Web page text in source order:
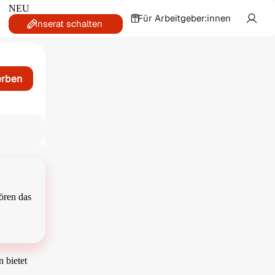
NEU
Inserat schalten Für Arbeitgeber:innen
das
bietet